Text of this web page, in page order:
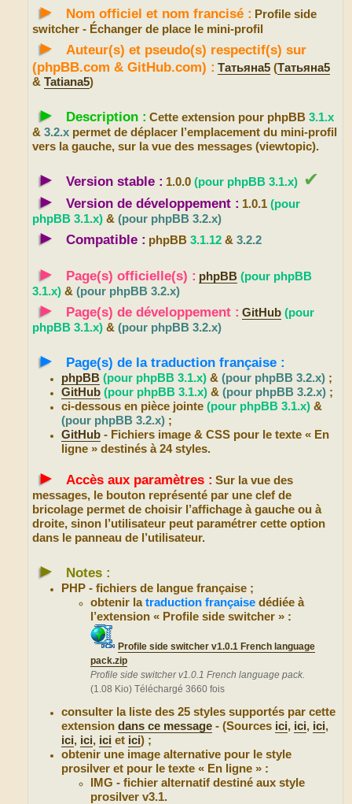
► Nom officiel et nom francisé : Profile side
switcher - Échanger de place le mini-profil
►
Auteur(s) et pseudo(s) respectif(s) sur
(phpBB.com & GitHub.com) : Татьяна5 (Татьяна5
& Tatiana5)
► Description : Cette extension pour phpBB 3.1.x
& 3.2.x permet de déplacer l’emplacement du mini-profil
vers la gauche, sur la vue des messages (viewtopic).
► Version stable : 1.0.0 (pour phpBB 3.1.x) ✔
►
Version de développement : 1.0.1 (pour
phpBB 3.1.x) & (pour phpBB 3.2.x)
► Compatible : phpBB 3.1.12 & 3.2.2
► Page(s) officielle(s) : phpBB (pour phpBB
3.1.x) & (pour phpBB 3.2.x)
► Page(s) de développement : GitHub (pour
phpBB 3.1.x) & (pour phpBB 3.2.x)
► Page(s) de la traduction française :
phpBB (pour phpBB 3.1.x) &(pour phpBB 3.2.x) ;
GitHub (pour phpBB 3.1.x) &(pour phpBB 3.2.x) ;
ci-dessous en pièce jointe(pour phpBB 3.1.x) &
(pour phpBB 3.2.x) ;
GitHub - Fichiers image & CSS pour le texte « En
ligne » destinés à 24 styles.
► Accès aux paramètres : Sur la vue des
messages, le bouton représenté par une clef de
bricolage permet de choisir l’affichage à gauche ou à
droite, sinon l’utilisateur peut paramétrer cette option
dans le panneau de l’utilisateur.
► Notes :
PHP - fichiers de langue française ;
obtenir latraduction française dédiée à
l’extension « Profile side switcher » :
Profile side switcher v1.0.1 French language
pack.zip
Profile side switcher v1.0.1 French language pack.
(1.08 Kio) Téléchargé 3660 fois
consulter la liste des 25 styles supportés par cette
extensiondans ce message - (Sources ici, ici, ici,
ici, ici, ici et ici) ;
obtenir une image alternative pour le style
prosilver et pour le texte « En ligne » :
IMG - fichier alternatif destiné aux style
prosilver v3.1.